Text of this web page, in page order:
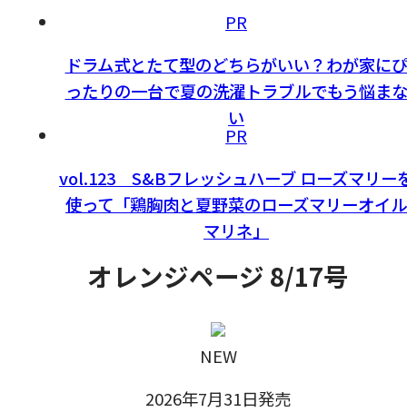
PR
ドラム式とたて型のどちらがいい？わが家にぴ
ったりの一台で夏の洗濯トラブルでもう悩まな
い
PR
vol.123 S&Bフレッシュハーブ ローズマリー
使って「鶏胸肉と夏野菜のローズマリーオイル
マリネ」
オレンジページ 8/17号
NEW
2026年7月31日発売